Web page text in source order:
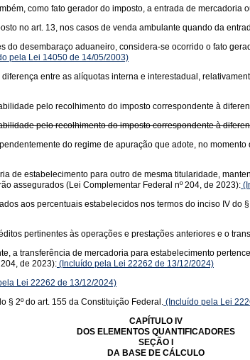
como fato gerador do imposto, a entrada de
no art. 13, nos casos de venda ambulante quando da
do desembaraço aduaneiro, considera-se ocorrido o fato
pela Lei 14050 de 14/05/2003)
entre as alíquotas interna e interestadual,
pelo recolhimento do imposto correspondente à
pelo recolhimento do imposto correspondente à
do regime de apuração que adote, no
de estabelecimento para outro de mesma titularidade,
assegurados (Lei Complementar Federal nº 204, de 2023):
aos percentuais estabelecidos nos termos do inciso IV
pertinentes às operações e prestações anteriores e o
a transferência de mercadoria para estabelecimento
de 2023): (Incluído pela Lei 22262 de 13/12/2024)
Lei 22262 de 13/12/2024)
§ 2º do art. 155 da Constituição Federal. (Incluído pela Lei
CAPÍTULO IV
DOS ELEMENTOS QUANTIFICADORES
SEÇÃO I
DA BASE DE CÁLCULO